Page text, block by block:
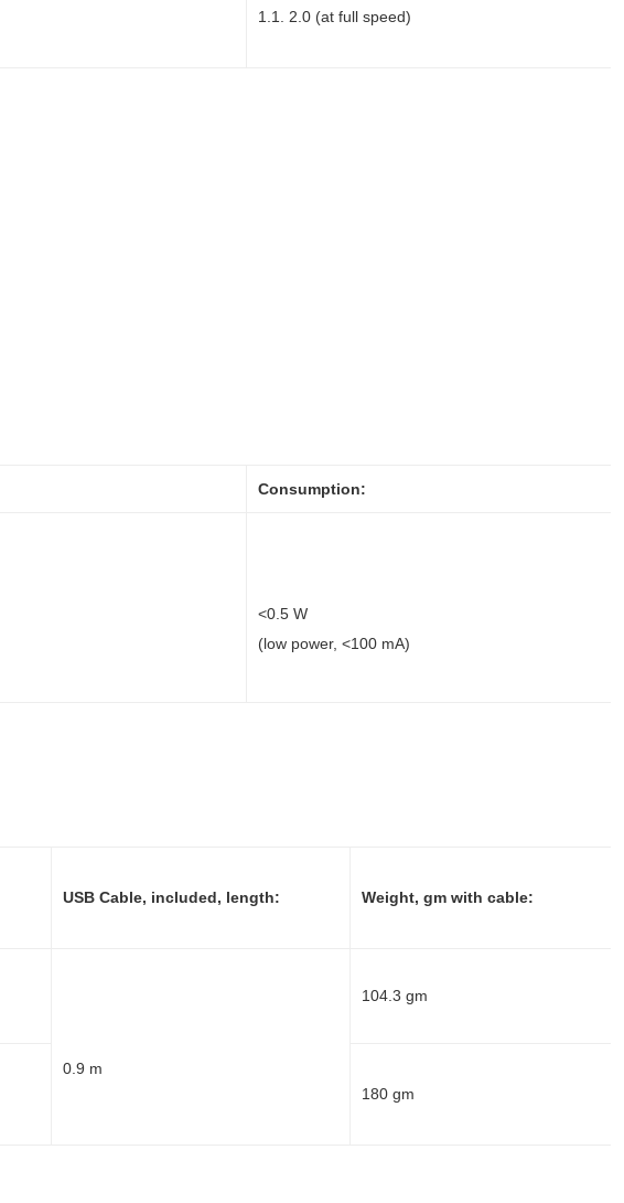
1.1. 2.0 (at full speed)
Consumption:
<0.5 W
(low power, <100 mA)
USB Cable, included, length: Weight, gm with cable:
0.9 m
104.3 gm
180 gm